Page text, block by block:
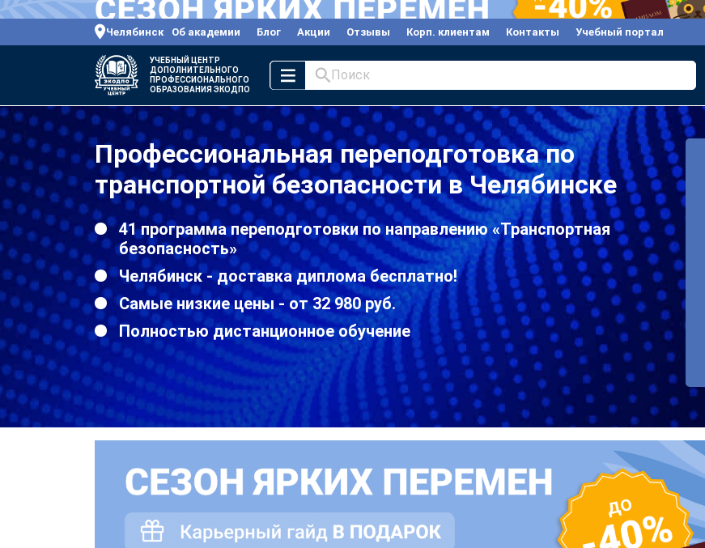
Челябинск Об академии Блог Акции Отзывы Корп. клиентам Контакты Учебный портал
УЧЕБНЫЙ ЦЕНТР
ДОПОЛНИТЕЛЬНОГО
ПРОФЕССИОНАЛЬНОГО
ОБРАЗОВАНИЯ ЭКОДПО
Поиск
Профессиональная переподготовка по
транспортной безопасности в Челябинске
41 программа переподготовки по направлению «Транспортная
безопасность»
Челябинск - доставка диплома бесплатно!
Самые низкие цены - от 32 980 руб.
Полностью дистанционное обучение